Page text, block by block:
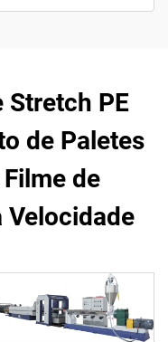
Stretch PE
de Paletes
de
Velocidade